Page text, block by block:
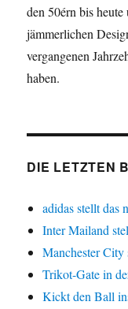
den 50érn bis
jämmerlichen
vergangenen
haben.
DIE LETZTEN
adidas stellt das
Inter Mailand
Manchester
Trikot-Gate in
Kickt den Ball